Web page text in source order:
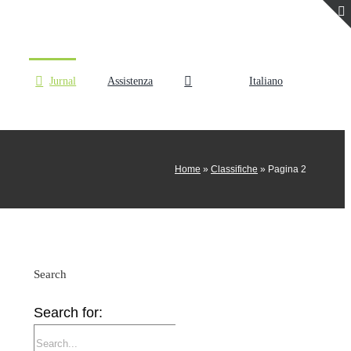
Jurnal Assistenza Italiano
Home » Classifiche » Pagina 2
Search
Search for: